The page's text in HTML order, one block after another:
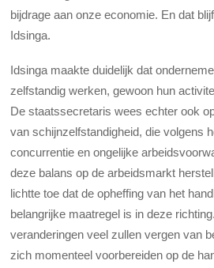
bijdrage aan onze economie. En dat
Idsinga.
Idsinga maakte duidelijk dat
zelfstandig werken, gewoon hun
De staatssecretaris wees echter ook
van schijnzelfstandigheid, die volgens
concurrentie en ongelijke
deze balans op de arbeidsmarkt
lichtte toe dat de opheffing van het
belangrijke maatregel is in deze
veranderingen veel zullen vergen van
zich momenteel voorbereiden op de